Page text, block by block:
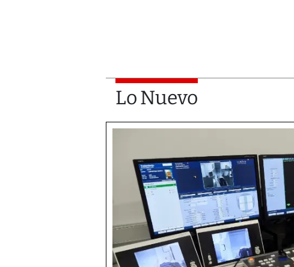
Lo Nuevo